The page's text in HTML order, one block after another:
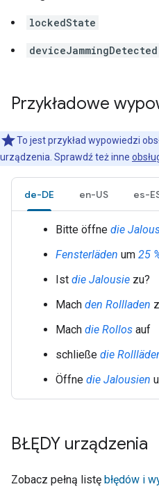
lockedState
deviceJammingDetected
Przykładowe
To jest przykład wypowiedzi
urządzenia. Sprawdź też inne
de-DE en-US es-
Bitte öffne die
Fensterläden um 25
Ist die Jalousie zu?
Mach den Rollladen
Mach die Rollos auf
schließe die
Öffne die Jalousien
BŁĘDY urządzenia
Zobacz pełną listę błędów i